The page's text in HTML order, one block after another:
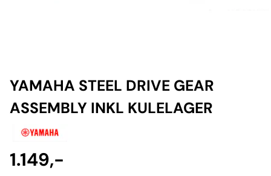
YAMAHA STEEL DRIVE GEAR
ASSEMBLY INKL KULELAGER
1.149,-